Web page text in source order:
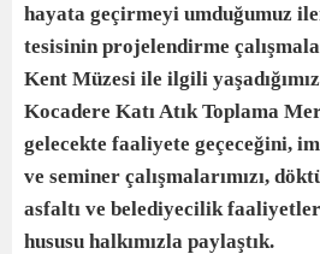
hayata geçirmeyi umduğumuz
tesisinin projelendirme
Kent Müzesi ile ilgili
Kocadere Katı Atık Toplama
gelecekte faaliyete geçeceğini,
ve seminer çalışmalarımızı,
asfaltı ve belediyecilik
hususu halkımızla paylaştık.